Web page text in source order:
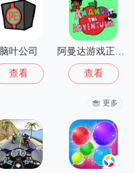
脑叶公司
查看 查看
更多